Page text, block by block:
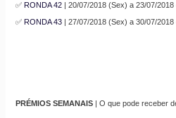
✅ RONDA 42| 20/07/2018 (Sex) a 23/07/
✅ RONDA 43| 27/07/2018 (Sex) a 30/07/
PRÉMIOS SEMANAIS| O que pode receber